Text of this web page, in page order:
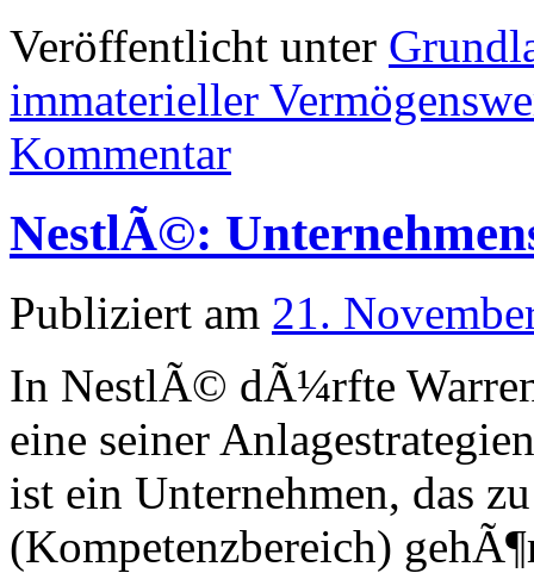
Veröffentlicht unter
immaterieller
Kommentar
NestlÃ©:
Publiziert am 21.
In NestlÃ© dÃ¼rfte
eine seiner
ist ein Unternehmen, das
(Kompetenzbereich)